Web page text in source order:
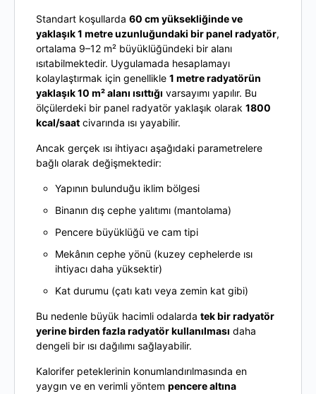
Standart koşullarda 60 cm yüksekliğinde ve
yaklaşık 1 metre uzunluğundaki bir panel radyatör,
ortalama 9–12 m² büyüklüğündeki bir alanı
ısıtabilmektedir. Uygulamada hesaplamayı
kolaylaştırmak için genellikle 1 metre radyatörün
yaklaşık 10 m² alanı ısıttığı varsayımı yapılır. Bu
ölçülerdeki bir panel radyatör yaklaşık olarak 1800
kcal/saat civarında ısı yayabilir.
Ancak gerçek ısı ihtiyacı aşağıdaki parametrelere
bağlı olarak değişmektedir:
Yapının bulunduğu iklim bölgesi
Binanın dış cephe yalıtımı (mantolama)
Pencere büyüklüğü ve cam tipi
Mekânın cephe yönü (kuzey cephelerde ısı
ihtiyacı daha yüksektir)
Kat durumu (çatı katı veya zemin kat gibi)
Bu nedenle büyük hacimli odalarda tek bir radyatör
yerine birden fazla radyatör kullanılması daha
dengeli bir ısı dağılımı sağlayabilir.
Kalorifer peteklerinin konumlandırılmasında en
yaygın ve en verimli yöntem pencere altına